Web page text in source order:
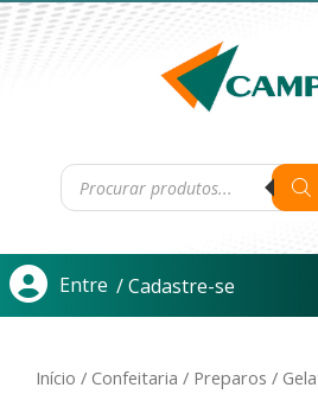
Entre / Cadastre-se
Início / Confeitaria / Preparos /